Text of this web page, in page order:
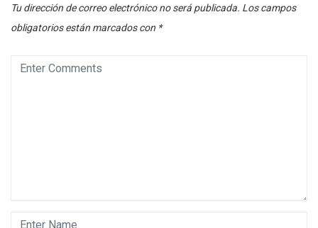
Tu dirección de correo electrónico no será publicada. Los campos
obligatorios están marcados con *